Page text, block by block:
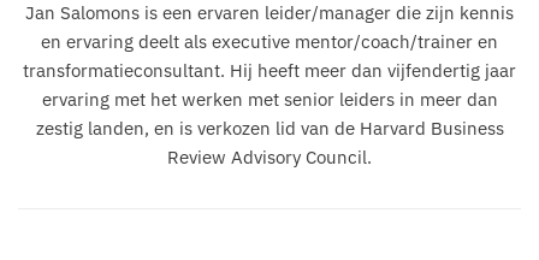
Jan Salomons is een ervaren leider/manager die zijn kennis
en ervaring deelt als executive mentor/coach/trainer en
transformatieconsultant. Hij heeft meer dan vijfendertig jaar
ervaring met het werken met senior leiders in meer dan
zestig landen, en is verkozen lid van de Harvard Business
Review Advisory Council.